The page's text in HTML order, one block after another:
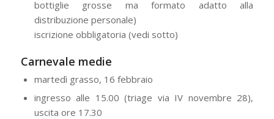
bottiglie grosse ma formato adatto alla
distribuzione personale)
iscrizione obbligatoria (vedi sotto)
Carnevale medie
martedì grasso, 16 febbraio
ingresso alle 15.00 (triage via IV novembre 28),
uscita ore 17.30